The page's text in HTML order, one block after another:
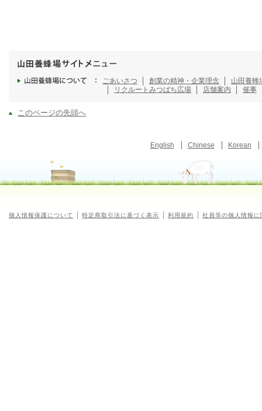
ごあいさつ 創業の精神・企業理念
山田養蜂
リクルート みつばち広場 店舗案内 催事
このページの先頭へ
English Chinese Korean
個人情報保護について 特定商取引法に基づく表示 利用規約 社員等の個人情報